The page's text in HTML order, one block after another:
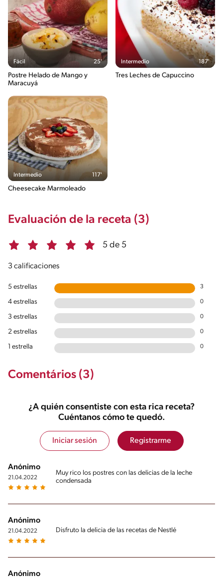
Fácil 25'
Postre Helado de Mango y
Maracuyá
Intermedio 187'
Tres Leches de Capuccino
Intermedio 117'
Cheesecake Marmoleado
Evaluación de la receta (3)
5 de 5
3 calificaciones
5 estrellas 3
4 estrellas 0
3 estrellas 0
2 estrellas 0
1 estrella 0
Comentários (3)
¿A quién consentiste con esta rica receta?
Cuéntanos cómo te quedó.
Iniciar sesión Registrarme
Anónimo
21.04.2022
Muy rico los postres con las delicias de la leche
condensada
Anónimo
21.04.2022 Disfruto la delicia de las recetas de Nestlé
Anónimo